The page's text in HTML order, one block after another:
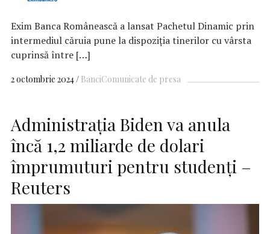
Exim Banca Românească a lansat Pachetul Dinamic prin
intermediul căruia pune la dispoziția tinerilor cu vârsta
cuprinsă între […]
2 octombrie 2024 BanciComunicate de presa
Administrația Biden va anula
încă 1,2 miliarde de dolari
împrumuturi pentru studenți –
Reuters